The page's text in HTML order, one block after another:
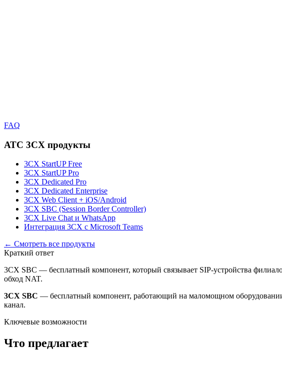
FAQ
АТС 3CX продукты
3CX StartUP Free
3CX StartUP Pro
3CX Dedicated Pro
3CX Dedicated Enterprise
3CX Web Client + iOS/Android
3CX SBC (Session Border Controller)
3CX Live Chat и WhatsApp
Интеграция 3CX с Microsoft Teams
← Смотреть все продукты
Краткий ответ
3CX SBC — бесплатный компонент, который связывает SIP-устройства
обход NAT.
3CX SBC — бесплатный компонент, работающий на маломощном
канал.
Ключевые возможности
Что предлагает